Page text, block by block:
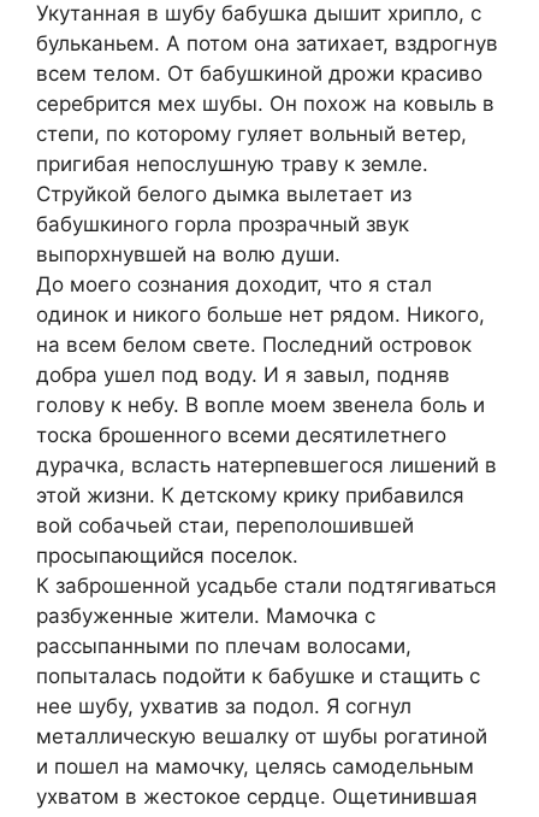
Укутанная в шубу бабушка дышит хрипло, с
бульканьем. А потом она затихает, вздрогнув
всем телом. От бабушкиной дрожи красиво
серебрится мех шубы. Он похож на ковыль в
степи, по которому гуляет вольный ветер,
пригибая непослушную траву к земле.
Струйкой белого дымка вылетает из
бабушкиного горла прозрачный звук
выпорхнувшей на волю души.
До моего сознания доходит, что я стал
одинок и никого больше нет рядом. Никого,
на всем белом свете. Последний островок
добра ушел под воду. И я завыл, подняв
голову к небу. В вопле моем звенела боль и
тоска брошенного всеми десятилетнего
дурачка, всласть натерпевшегося лишений в
этой жизни. К детскому крику прибавился
вой собачьей стаи, переполошившей
просыпающийся поселок.
К заброшенной усадьбе стали подтягиваться
разбуженные жители. Мамочка с
рассыпанными по плечам волосами,
попыталась подойти к бабушке и стащить с
нее шубу, ухватив за подол. Я согнул
металлическую вешалку от шубы рогатиной
и пошел на мамочку, целясь самодельным
ухватом в жестокое сердце. Ощетинившая